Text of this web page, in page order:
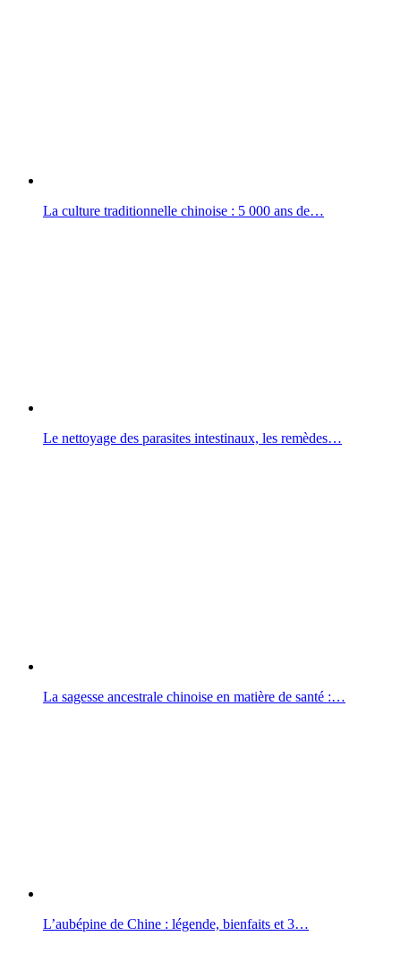
La culture traditionnelle chinoise : 5 000 ans de…
Le nettoyage des parasites intestinaux, les remèdes…
La sagesse ancestrale chinoise en matière de santé :…
L’aubépine de Chine : légende, bienfaits et 3…